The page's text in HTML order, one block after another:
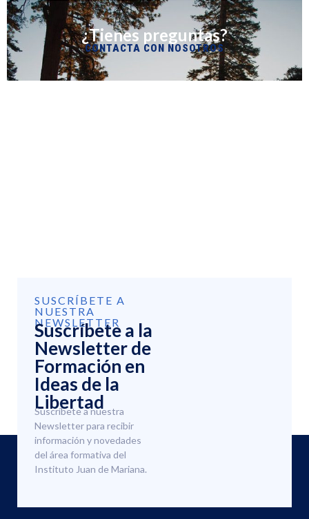
¿Tienes preguntas?
CONTACTA CON NOSOTROS
SUSCRÍBETE A
NUESTRA
NEWSLETTER
Suscríbete a la
Newsletter de
Formación en
Ideas de la
Libertad
Suscríbete a nuestra
Newsletter para recibir
información y novedades
del área formativa del
Instituto Juan de Mariana.